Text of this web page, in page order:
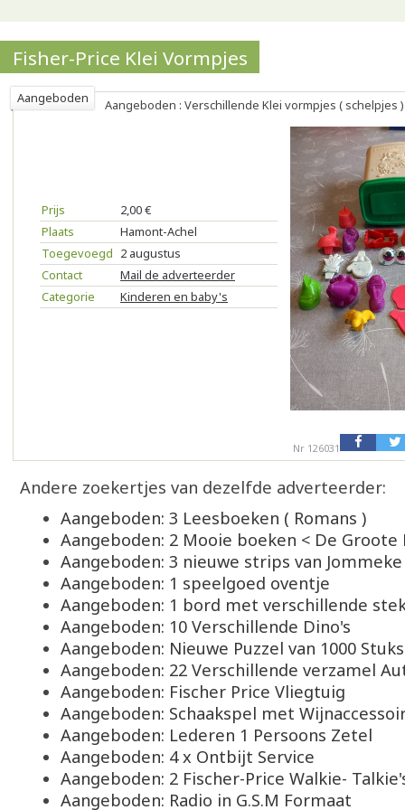
Fisher-Price Klei Vormpjes
Aangeboden Aangeboden : Verschillende Klei vormpjes ( schelpjes
Prijs
2,00 €
Plaats
Hamont-Achel
Toegevoegd 2 augustus
Contact
Mail de adverteerder
Categorie
Kinderen en baby's
Nr 126031
Andere zoekertjes van dezelfde adverteerder:
Aangeboden: 3 Leesboeken ( Romans )
Aangeboden: 2 Mooie boeken < De Groote
Aangeboden: 3 nieuwe strips van Jommeke
Aangeboden: 1 speelgoed oventje
Aangeboden: 1 bord met verschillende
Aangeboden: 10 Verschillende Dino's
Aangeboden: Nieuwe Puzzel van 1000 Stuks
Aangeboden: 22 Verschillende verzamel
Aangeboden: Fischer Price Vliegtuig
Aangeboden: Schaakspel met
Aangeboden: Lederen 1 Persoons Zetel
Aangeboden: 4 x Ontbijt Service
Aangeboden: 2 Fischer-Price Walkie-
Aangeboden: Radio in G.S.M Formaat